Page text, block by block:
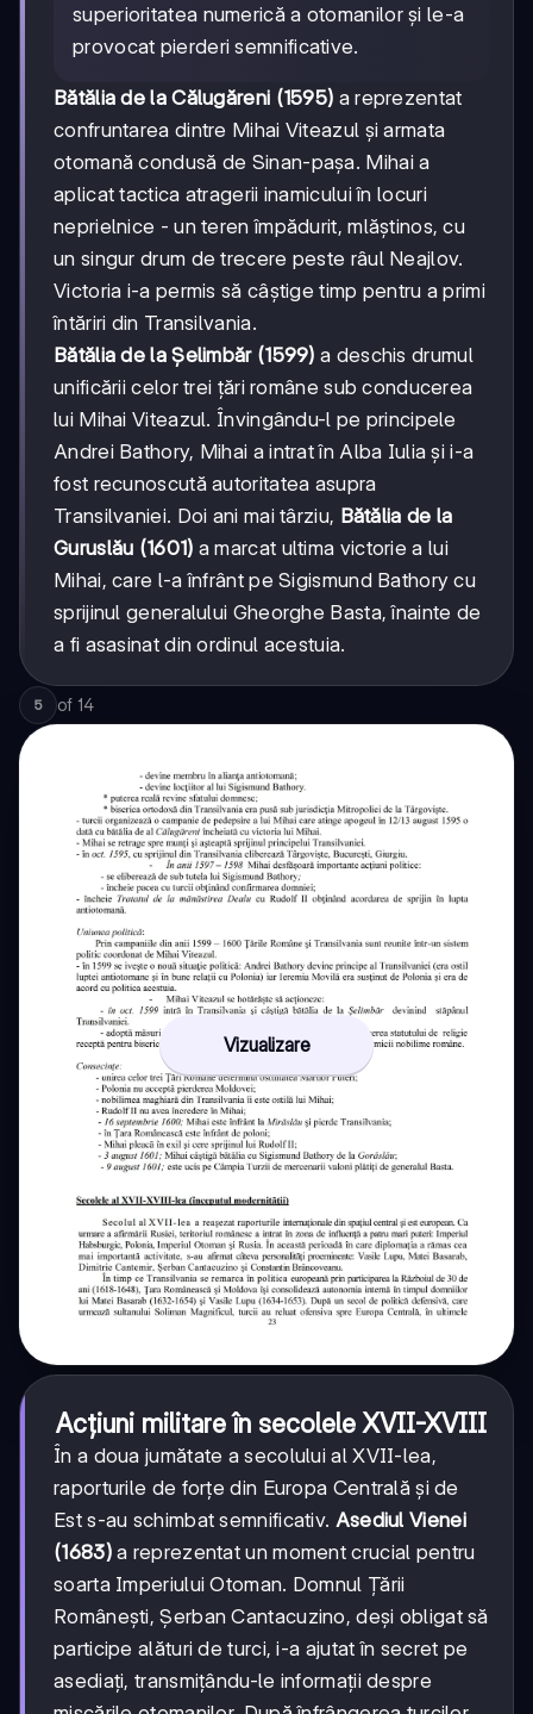
superioritatea numerică a otomanilor și le-a
provocat pierderi semnificative.
Bătălia de la Călugăreni (1595) a reprezentat
confruntarea dintre Mihai Viteazul și armata
otomană condusă de Sinan-pașa. Mihai a
aplicat tactica atragerii inamicului în locuri
neprielnice - un teren împădurit, mlăștinos, cu
un singur drum de trecere peste râul Neajlov.
Victoria i-a permis să câștige timp pentru a primi
întăriri din Transilvania.
Bătălia de la Șelimbăr (1599) a deschis drumul
unificării celor trei țări române sub conducerea
lui Mihai Viteazul. Învingându-l pe principele
Andrei Bathory, Mihai a intrat în Alba Iulia și i-a
fost recunoscută autoritatea asupra
Transilvaniei. Doi ani mai târziu, Bătălia de la
Guruslău (1601) a marcat ultima victorie a lui
Mihai, care l-a înfrânt pe Sigismund Bathory cu
sprijinul generalului Gheorghe Basta, înainte de
a fi asasinat din ordinul acestuia.
5 of 14
Vizualizare
Acțiuni militare în secolele XVII-XVIII
În a doua jumătate a secolului al XVII-lea,
raporturile de forțe din Europa Centrală și de
Est s-au schimbat semnificativ. Asediul Vienei
(1683)a reprezentat un moment crucial pentru
soarta Imperiului Otoman. Domnul Țării
Românești, Șerban Cantacuzino, deși obligat să
participe alături de turci, i-a ajutat în secret pe
asediați, transmițându-le informații despre